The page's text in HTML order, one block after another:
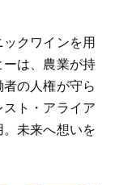
クワインを用
は、農業が持
の人権が守ら
ト・アライア
未来へ想いを